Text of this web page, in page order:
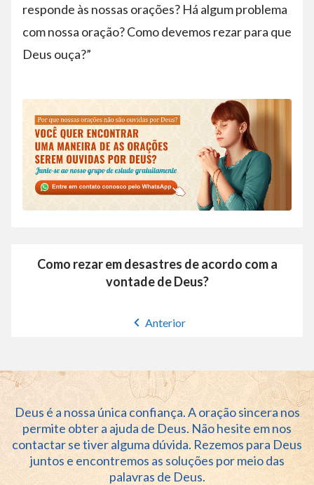
responde às nossas orações? Há algum problema
com nossa oração? Como devemos rezar para que
Deus ouça?”
Como rezar em desastres de acordo com a
vontade de Deus?
Anterior
Deus é a nossa única confiança. A oração sincera nos
permite obter a ajuda de Deus. Não hesite em nos
contactar se tiver alguma dúvida. Rezemos para Deus
juntos e encontremos as soluções por meio das
palavras de Deus.